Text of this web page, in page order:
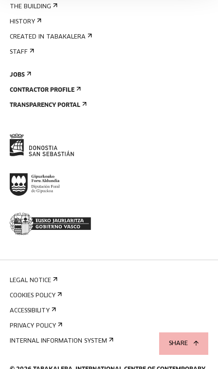
SHARE
THE BUILDING
HISTORY
CREATED IN TABAKALERA
STAFF
JOBS
CONTRACTOR PROFILE
TRANSPARENCY PORTAL
LEGAL NOTICE
COOKIES POLICY
ACCESSIBILITY
PRIVACY POLICY
INTERNAL INFORMATION SYSTEM